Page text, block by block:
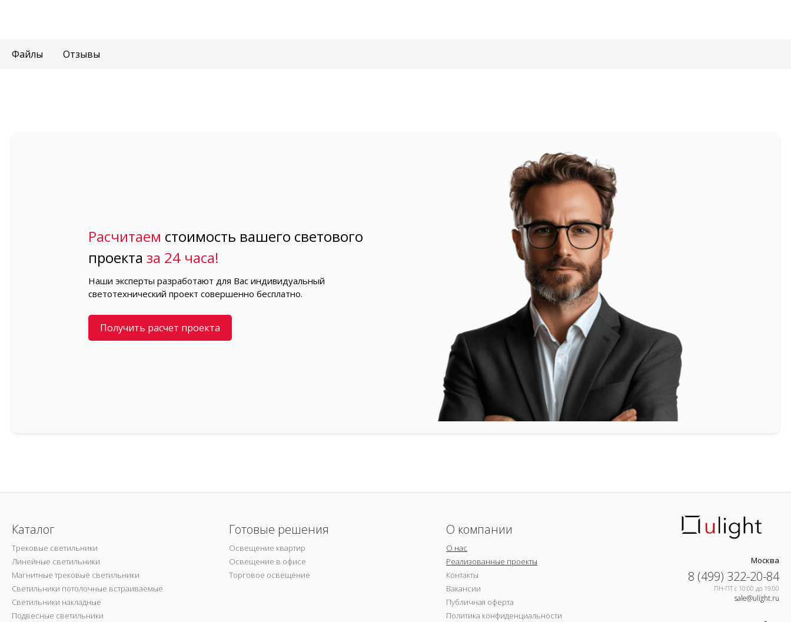
Файлы Отзывы
Расчитаем стоимость вашего светового
проектаза 24 часа!
Наши эксперты разработают для Вас индивидуальный
светотехнический проект совершенно бесплатно.
Получить расчет проекта
Каталог
Трековые светильники
Линейные светильники
Магнитные трековые светильники
Светильники потолочные встраиваемые
Светильники накладные
Подвесные светильники
Готовые решения
Освещение квартир
Освещение в офисе
Торговое освещение
О компании
О нас
Реализованные проекты
Контакты
Вакансии
Публичная оферта
Политика конфиденциальности
Москва
8 (499) 322-20-84
ПН-ПТ c 10:00 до 19:00
sale@ulight.ru